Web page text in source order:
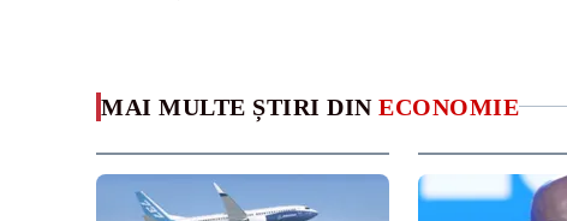
MAI MULTE ȘTIRI DIN ECONOMIE